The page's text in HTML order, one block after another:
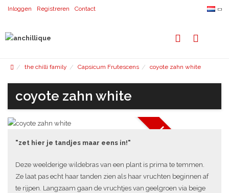
Inloggen Registreren Contact
the chilli family Capsicum Frutescens coyote zahn white
coyote zahn white
UITVERKOCHT
"zet hier je tandjes maar eens in!"
Deze weelderige wildebras van een plant is prima te temmen.
Ze laat pas echt haar tanden zien als haar vruchten beginnen af
te rijpen. Langzaam gaan de vruchtjes van geelgroen via beige